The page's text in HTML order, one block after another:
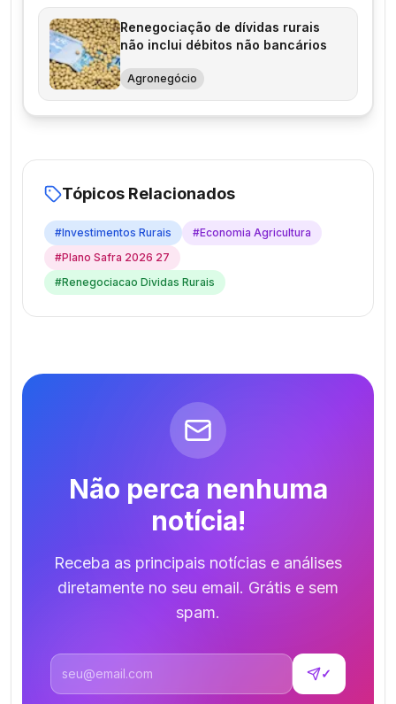
Renegociação de dívidas rurais
não inclui débitos não bancários
Agronegócio
Tópicos Relacionados
#Investimentos Rurais #Economia Agricultura
#Plano Safra 2026 27
#Renegociacao Dividas Rurais
Não perca nenhuma
notícia!
Receba as principais notícias e análises
diretamente no seu email. Grátis e sem
spam.
Endereço de email
✓